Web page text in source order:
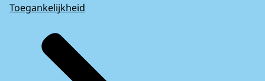
Toegankelijkheid